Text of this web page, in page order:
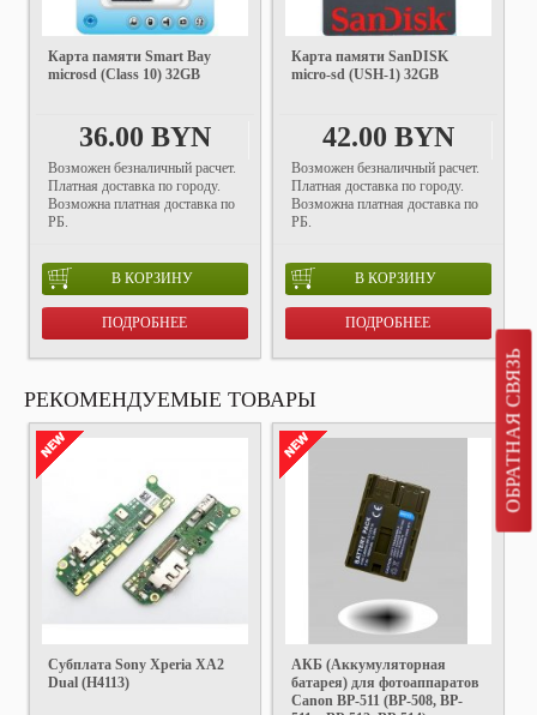
ОБРАТНАЯ СВЯЗЬ
Карта памяти Smart Bay
microsd (Class 10) 32GB
36.00 BYN
Возможен безналичный расчет.
Платная доставка по городу.
Возможна платная доставка по
РБ.
В КОРЗИНУ
ПОДРОБНЕЕ
Карта памяти SanDISK
micro-sd (USH-1) 32GB
42.00 BYN
Возможен безналичный расчет.
Платная доставка по городу.
Возможна платная доставка по
РБ.
В КОРЗИНУ
ПОДРОБНЕЕ
РЕКОМЕНДУЕМЫЕ ТОВАРЫ
Субплата Sony Xperia XA2
Dual (H4113)
АКБ (Аккумуляторная
батарея) для фотоаппаратов
Canon BP-511 (BP-508, BP-